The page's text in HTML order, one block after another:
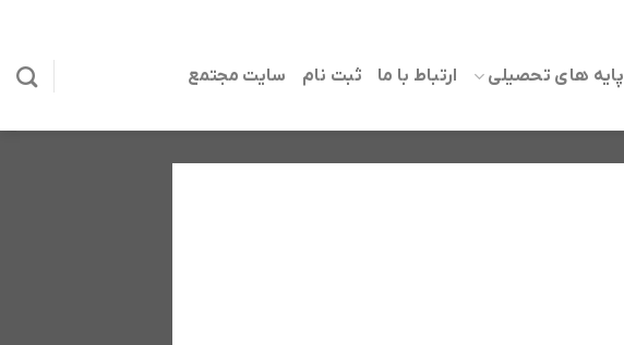
پایه های تحصیلی ارتباط با ما ثبت نام سایت مجتمع